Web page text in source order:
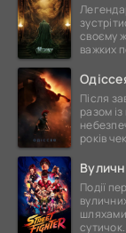
своєму
важких
Після
разом
років
Події